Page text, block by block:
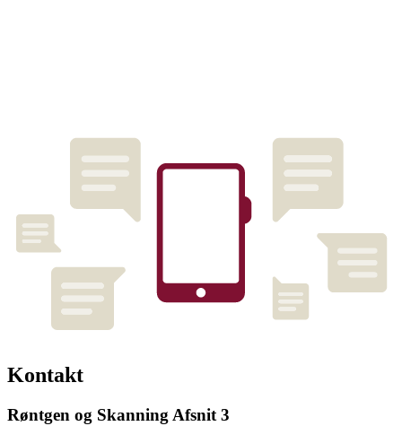
Kontakt
Røntgen og Skanning Afsnit 3